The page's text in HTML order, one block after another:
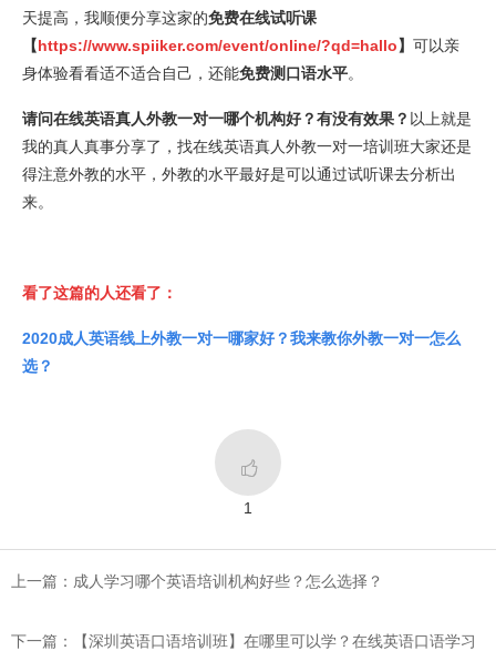
天提高，我顺便分享这家的免费在线试听课
【https://www.spiiker.com/event/online/?qd=hallo】 可以亲
身体验看看适不适合自己，还能免费测口语水平。
请问在线英语真人外教一对一哪个机构好？有没有效果？ 以上就是
我的真人真事分享了，找在线英语真人外教一对一培训班大家还是
得注意外教的水平，外教的水平最好是可以通过试听课去分析出
来。
看了这篇的人还看了：
2020成人英语线上外教一对一哪家好？我来教你外教一对一怎么
选？

1
上一篇：​成人学习哪个英语培训机构好些？怎么选择？
下一篇：【深圳英语口语培训班】在哪里可以学？在线英语口语学习